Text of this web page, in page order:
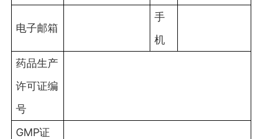
电子邮箱
手
机
药品生产
许可证编
号
GMP证